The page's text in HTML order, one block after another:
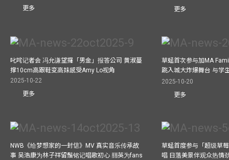
更多
更多
叱咤记者会 冯允谦望攞「男金」报答公司 黄淑蔓
撑10cm高跟鞋变高妹感受Amy Lo视角
2025-10-22
更多
草蜢首次参与加MA
跳入城大炸爆舞台 与学
2025-10-20
更多
NWB《给梦想家的一封信》MV 真实音乐传承故
事 吴浩康为林子祥留鬚铭记唱歌初心 丽英为fans
草蜢首度参与「超级草
唱 日落美景伴观众热情